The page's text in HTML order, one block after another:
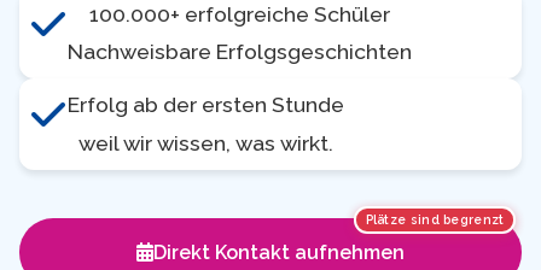
100.000+ erfolgreiche Schüler
Nachweisbare Erfolgsgeschichten
Erfolg ab der ersten Stunde
weil wir wissen, was wirkt.
Plätze sind begrenzt
Direkt Kontakt aufnehmen